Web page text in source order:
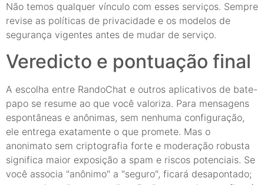
Não temos qualquer vínculo com esses serviços. Sempre
revise as políticas de privacidade e os modelos de
segurança vigentes antes de mudar de serviço.
Veredicto e pontuação final
A escolha entre RandoChat e outros aplicativos de bate-
papo se resume ao que você valoriza. Para mensagens
espontâneas e anônimas, sem nenhuma configuração,
ele entrega exatamente o que promete. Mas o
anonimato sem criptografia forte e moderação robusta
significa maior exposição a spam e riscos potenciais. Se
você associa "anônimo" a "seguro", ficará desapontado;